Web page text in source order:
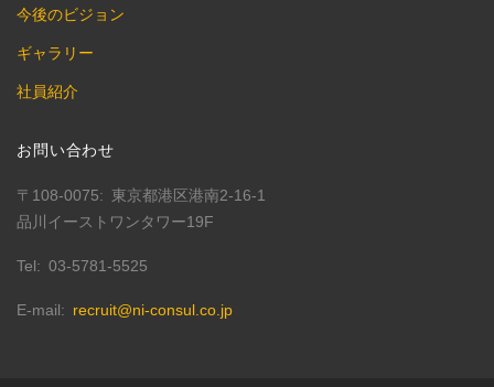
今後のビジョン
ギャラリー
社員紹介
お問い合わせ
〒108-0075
東京都港区港南2-16-1
品川イーストワンタワー19F
Tel 03-5781-5525
E-mail recruit@ni-consul.co.jp